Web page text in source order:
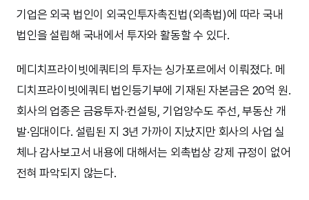
기업은 외국 법인이 외국인투자촉진법(외촉법)에 따라 국내
법인을 설립해 국내에서 투자와 활동할 수 있다.
메디치프라이빗에쿼티의 투자는 싱가포르에서 이뤄졌다. 메
디치프라이빗에쿼티 법인등기부에 기재된 자본금은 20억 원.
회사의 업종은 금융투자·컨설팅, 기업양수도 주선, 부동산 개
발·임대이다. 설립된 지 3년 가까이 지났지만 회사의 사업 실
체나 감사보고서 내용에 대해서는 외촉법상 강제 규정이 없어
전혀 파악되지 않는다.